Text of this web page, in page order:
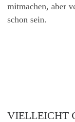
mitmachen, aber
schon sein.
VIELLEICHT